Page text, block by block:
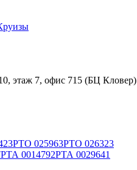
этаж 7, офис 715 (БЦ Кловер)
РТО 025963РТО 026323
РТА 0014792РТА 0029641